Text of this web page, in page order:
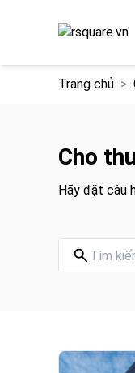
Trang chủ
Cho
Hãy đặt câu